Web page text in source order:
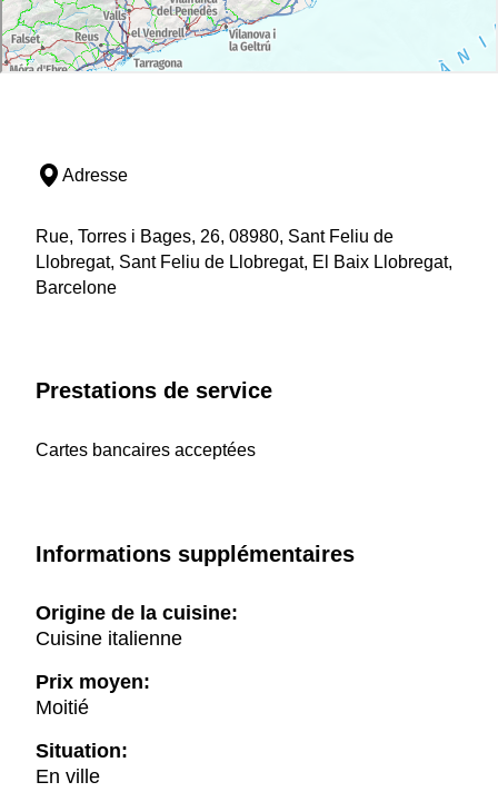
Adresse
Rue, Torres i Bages, 26, 08980, Sant Feliu de
Llobregat, Sant Feliu de Llobregat, El Baix Llobregat,
Barcelone
Prestations de service
Cartes bancaires acceptées
Informations supplémentaires
Origine de la cuisine:
Cuisine italienne
Prix moyen:
Moitié
Situation:
En ville